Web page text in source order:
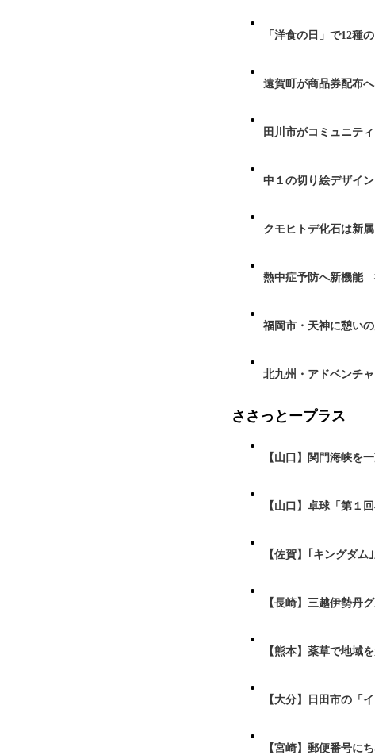
「洋食の日」で12種
遠賀町が商品券配布
田川市がコミュニテ
中１の切り絵デザイ
クモヒトデ化石は新
熱中症予防へ新機能
福岡市・天神に憩い
北九州・アドベンチ
ささっとープラス
【山口】関門海峡を
【山口】卓球「第１
【佐賀】｢キングダ
【長崎】三越伊勢丹
【熊本】薬草で地域
【大分】日田市の「
【宮崎】郵便番号に